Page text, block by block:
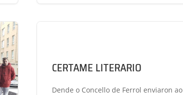
CERTAME LITERARIO
Dende o Concello de Ferrol enviaron ao